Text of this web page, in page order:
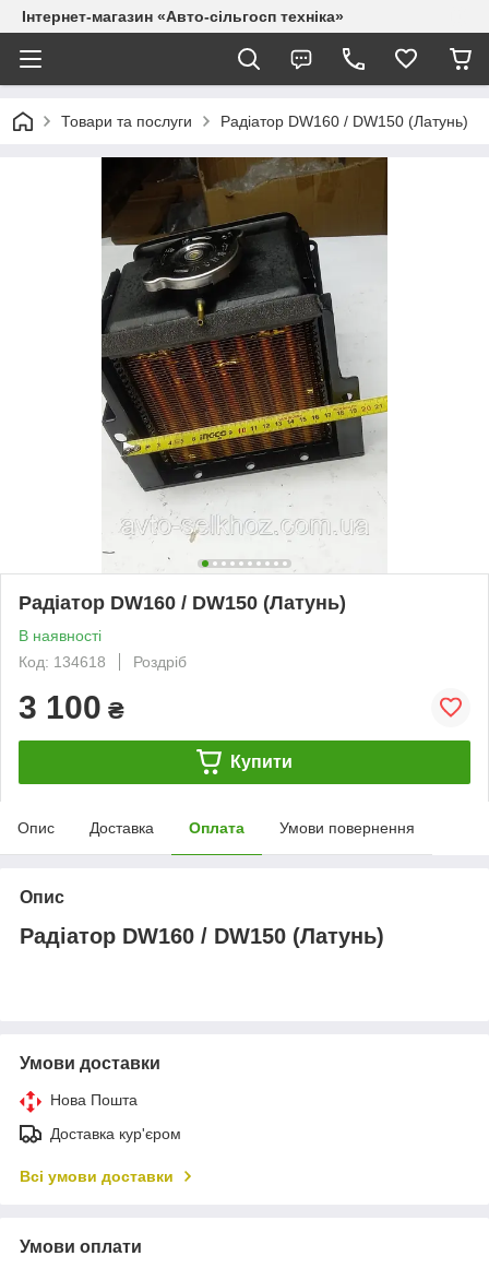
Інтернет-магазин «Авто-сільгосп техніка»
Товари та послуги Радіатор DW160 / DW150 (Латунь)
Радіатор DW160 / DW150 (Латунь)
В наявності
Код: 134618
Роздріб
3 100 ₴
Купити
Опис Доставка Оплата Умови повернення
Опис
Радіатор DW160 / DW150 (Латунь)
Умови доставки
Нова Пошта
Доставка кур'єром
Всі умови доставки
Умови оплати